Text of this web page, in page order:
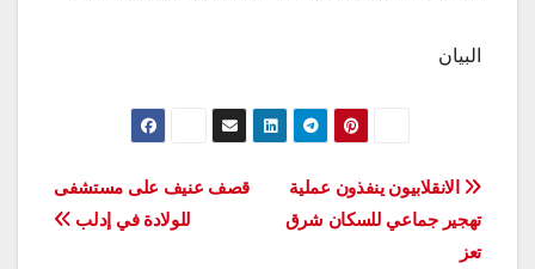
البيان
تصفّح
المقالات
قصف عنيف على مستشفى
للولادة في إدلب
الانقلابيون ينفذون عملية
تهجير جماعي للسكان شرق
تعز